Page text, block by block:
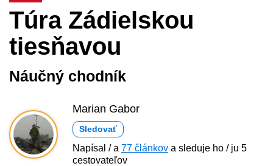
Túra Zádielskou
tiesňavou
Náučný chodník
Marian Gabor
Sledovať
Napísal / a 77 článkov a sleduje ho / ju 5
cestovateľov